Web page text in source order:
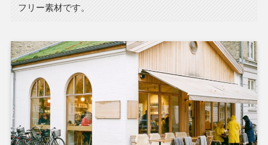
フリー素材です。